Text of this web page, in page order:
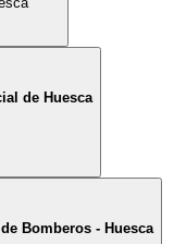
de Huesca
Bomberos - Huesca